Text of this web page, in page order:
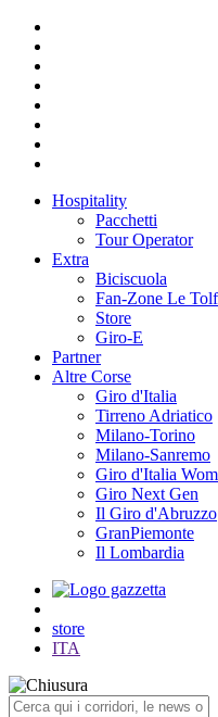
Hospitality
Pacchetti
Tour Operator
Extra
Biciscuola
Fan-Zone Le
Store
Giro-E
Partner
Altre Corse
Giro d'Italia
Tirreno Adriatico
Milano-Torino
Milano-Sanremo
Giro d'Italia
Giro Next Gen
Il Giro d'Abruzzo
GranPiemonte
Il Lombardia
store
ITA